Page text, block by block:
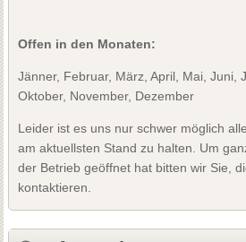
Offen in den Monaten:
Jänner, Februar, März, April, Mai, Juni,
Oktober, November, Dezember
Leider ist es uns nur schwer möglich
am aktuellsten Stand zu halten. Um
der Betrieb geöffnet hat bitten wir Sie,
kontaktieren.